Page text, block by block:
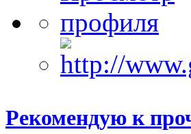
Рекомендую к